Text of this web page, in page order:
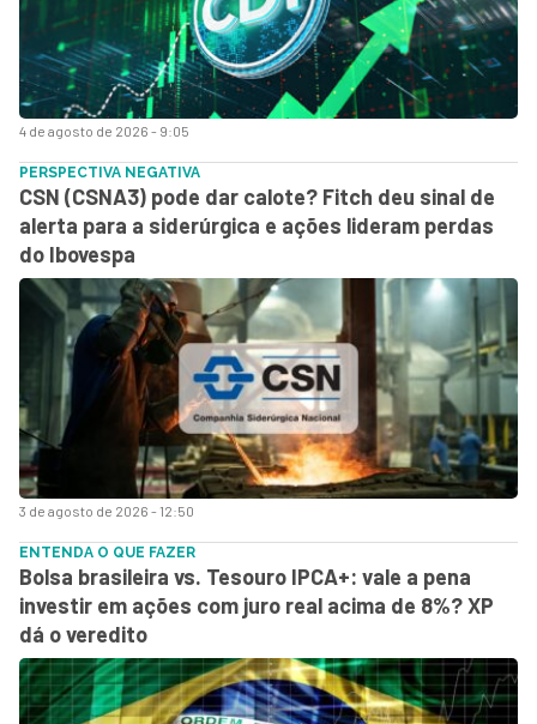
4 de agosto de 2026 - 9:05
3 de agosto de 2026 - 12:50
PERSPECTIVA NEGATIVA
CSN (CSNA3) pode dar calote? Fitch deu sinal de
alerta para a siderúrgica e ações lideram perdas
do Ibovespa
ENTENDA O QUE FAZER
Bolsa brasileira vs. Tesouro IPCA+: vale a pena
investir em ações com juro real acima de 8%? XP
dá o veredito